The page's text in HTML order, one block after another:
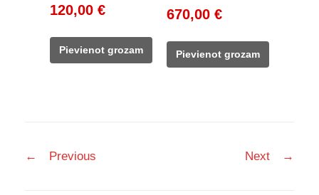
Original
was:
171,00 €.
120,00 €Current
120,00 €.
Pievienot grozam
Original
was:
1
670,00 €Current
670,00 €.
Pievienot grozam
navigation
← Previous Next →